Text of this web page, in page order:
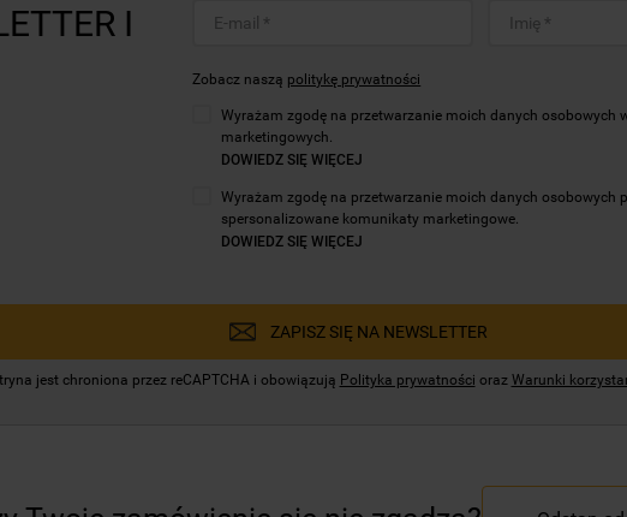
I
Zobacz naszą politykę prywatności
Wyrażam zgodę na przetwarzanie moich danych osobowych
marketingowych.
DOWIEDZ SIĘ WIĘCEJ
Wyrażam zgodę na przetwarzanie moich danych osobowych
spersonalizowane komunikaty marketingowe.
DOWIEDZ SIĘ WIĘCEJ
ZAPISZ SIĘ NA NEWSLETTER
jest chroniona przez reCAPTCHA i obowiązują Polityka prywatności oraz Warunki